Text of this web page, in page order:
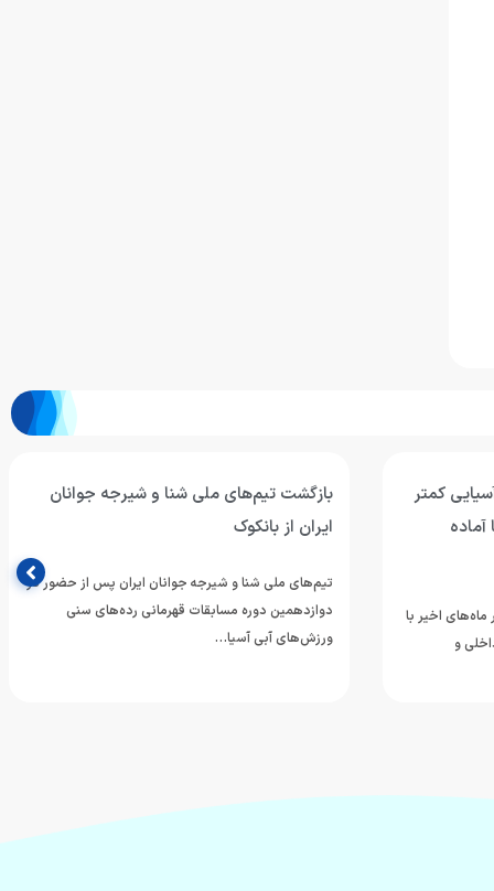
کمتر
اخیر با
و
بازگشت تیم‌های ملی شنا و شیرجه جوانان
ایران از بانکوک
تیم‌های ملی شنا و شیرجه جوانان ایران پس از حضور در
دوازدهمین دوره مسابقات قهرمانی رده‌های سنی
ورزش‌های آبی آسیا…